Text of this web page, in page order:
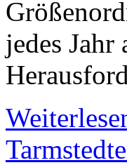
jedes